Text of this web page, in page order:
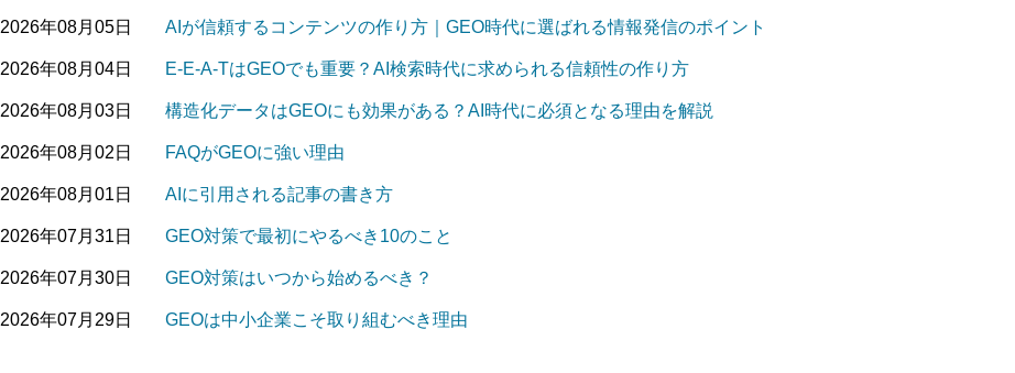
2026年08月05日 AIが信頼するコンテンツの作り方｜GEO時代に選ばれる情報発信のポイント
2026年08月04日 E-E-A-TはGEOでも重要？AI検索時代に求められる信頼性の作り方
2026年08月03日 構造化データはGEOにも効果がある？AI時代に必須となる理由を解説
2026年08月02日 FAQがGEOに強い理由
2026年08月01日 AIに引用される記事の書き方
2026年07月31日 GEO対策で最初にやるべき10のこと
2026年07月30日 GEO対策はいつから始めるべき？
2026年07月29日 GEOは中小企業こそ取り組むべき理由